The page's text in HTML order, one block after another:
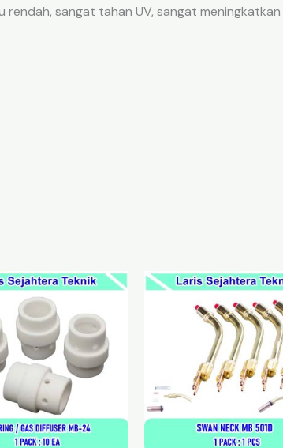
sangat tahan UV, sangat meningkatkan